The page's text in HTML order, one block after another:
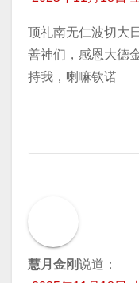
顶礼南无仁波切大
善神们，感恩大德
持我，喇嘛钦诺
慧月金刚说道：